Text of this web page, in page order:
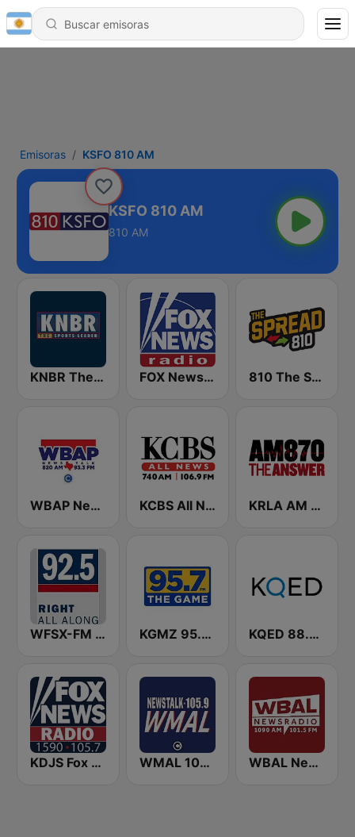
Emisoras KSFO 810 AM
KSFO 810 AM
810 AM
KNBR The Sports Leader 680 AM FOX News Radio 810 The Spread
WBAP News / Talk 820 AM and 96.7 FM KCBS All News 740 AM and 106.9 FM KFRC KRLA AM 870 The Answer
WFSX-FM 92.5 Right All Along (US Only) KGMZ 95.7 The Game FM (US Only) KQED 88.5 and 89.3 FM
KDJS Fox News Radio 1590 / 105.7 WMAL 105.9 FM WBAL News Radio